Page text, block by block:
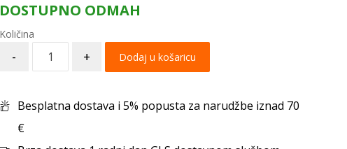
DOSTUPNO ODMAH
- + Dodaj u košaricu
Besplatna dostava i 5% popusta za narudžbe iznad 70
€